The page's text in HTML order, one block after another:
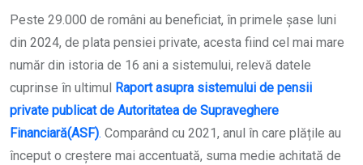
Peste 29.000 de români au beneficiat, în primele șase luni
din 2024, de plata pensiei private, acesta fiind cel mai mare
număr din istoria de 16 ani a sistemului, relevă datele
cuprinse în ultimul
Raport asupra sistemului de pensii
private publicat de Autoritatea de Supraveghere
Financiară(ASF). Comparând cu 2021, anul în care plățile au
început o creștere mai accentuată, suma medie achitată de